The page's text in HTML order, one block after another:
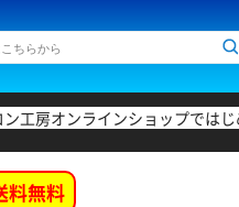
ン工房オンラインショップでは
料無料